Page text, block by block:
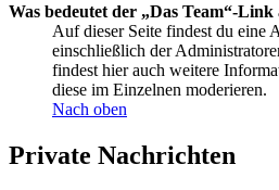
Was bedeutet der „Das Team“-Link
Auf dieser Seite findest du eine
einschließlich der
findest hier auch weitere
diese im Einzelnen moderieren.
Nach oben
Private Nachrichten